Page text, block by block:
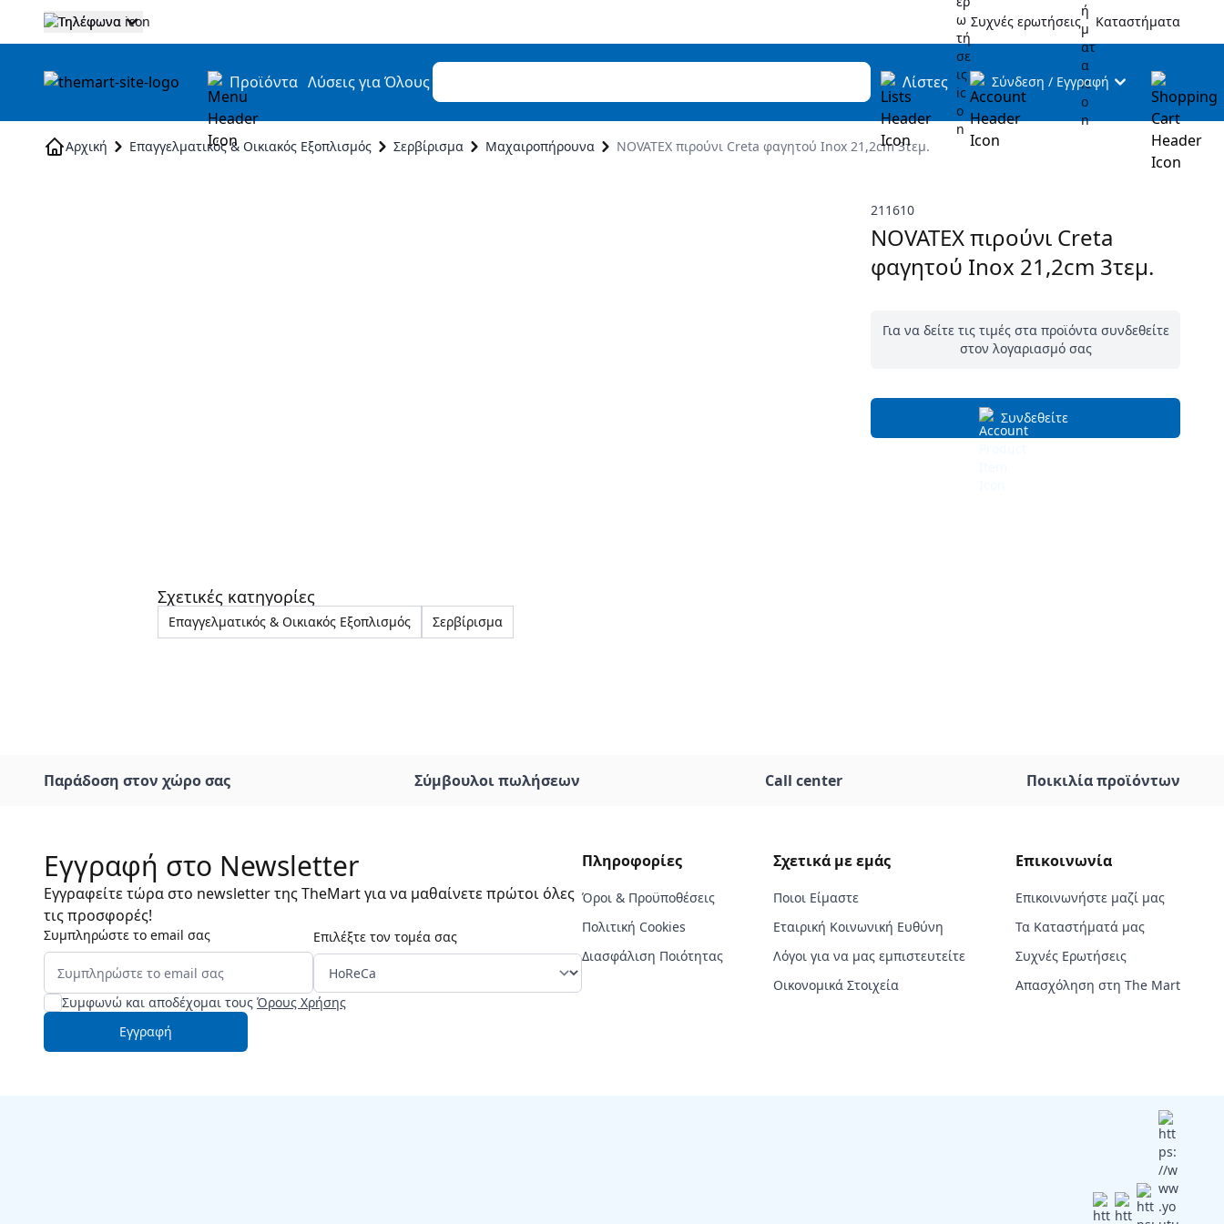
Τηλέφωνα Συχνές ερωτήσεις Καταστήματα
Προϊόντα Λύσεις για Όλους Λίστες Σύνδεση / Εγγραφή
Αρχική Επαγγελματικός & Οικιακός Εξοπλισμός Σερβίρισμα Μαχαιροπήρουνα NOVATEX πιρούνι Creta φαγητού Inox 21,2cm 3τεμ.
211610
NOVATEX πιρούνι Creta
φαγητού Inox 21,2cm 3τεμ.
Για να δείτε τις τιμές στα προϊόντα συνδεθείτε
στον λογαριασμό σας
Συνδεθείτε
Σχετικές κατηγορίες
Επαγγελματικός & Οικιακός Εξοπλισμός Σερβίρισμα
Παράδοση στον χώρο σας Σύμβουλοι πωλήσεων Call center Ποικιλία προϊόντων
Εγγραφή στο Newsletter
Εγγραφείτε τώρα στο newsletter της TheMart για να μαθαίνετε πρώτοι όλες
τις προσφορές!
Συμπληρώστε το email σας Επιλέξτε τον τομέα σας
Συμφωνώ και αποδέχομαι τους Όρους Χρήσης
Εγγραφή
Πληροφορίες
Όροι & Προϋποθέσεις
Πολιτική Cookies
Διασφάλιση Ποιότητας
Σχετικά με εμάς
Ποιοι Είμαστε
Εταιρική Κοινωνική Ευθύνη
Λόγοι για να μας εμπιστευτείτε
Οικονομικά Στοιχεία
Επικοινωνία
Επικοινωνήστε μαζί μας
Τα Καταστήματά μας
Συχνές Ερωτήσεις
Απασχόληση στη The Mart